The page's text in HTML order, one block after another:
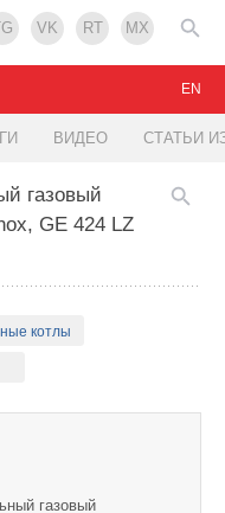
VK RT MX
ВИДЕО СТАТЬИ
EN
газовый
GE 424 LZ
котлы
газовый